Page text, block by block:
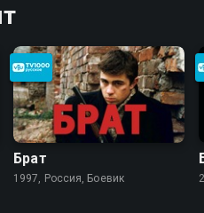
Брат
1997, Россия, Боевик